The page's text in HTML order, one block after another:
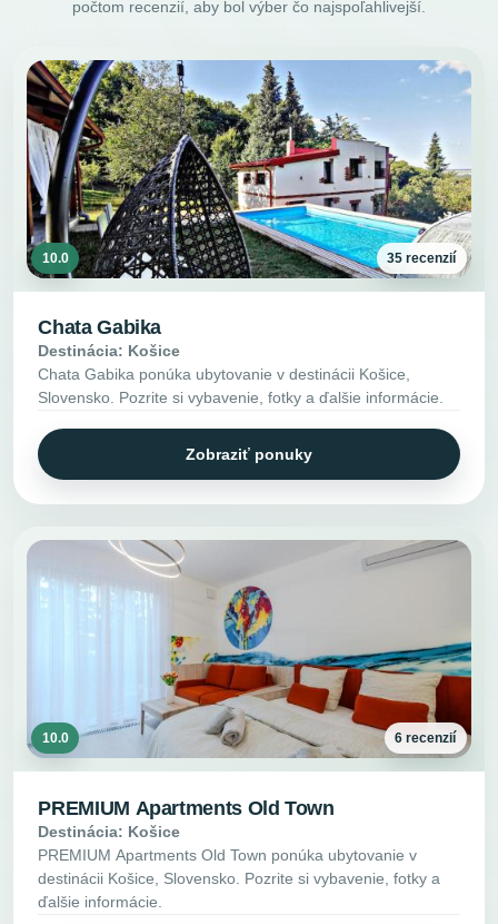
počtom recenzií, aby bol výber čo najspoľahlivejší.
10.0 35 recenzií
Chata Gabika
Destinácia: Košice
Chata Gabika ponúka ubytovanie v destinácii Košice,
Slovensko. Pozrite si vybavenie, fotky a ďalšie informácie.
Zobraziť ponuky
10.0 6 recenzií
PREMIUM Apartments Old Town
Destinácia: Košice
PREMIUM Apartments Old Town ponúka ubytovanie v
destinácii Košice, Slovensko. Pozrite si vybavenie, fotky a
ďalšie informácie.